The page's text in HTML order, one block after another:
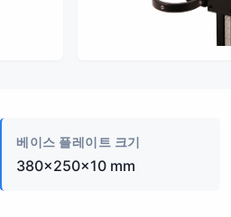
베이스 플레이트 크기
380×250×10 mm